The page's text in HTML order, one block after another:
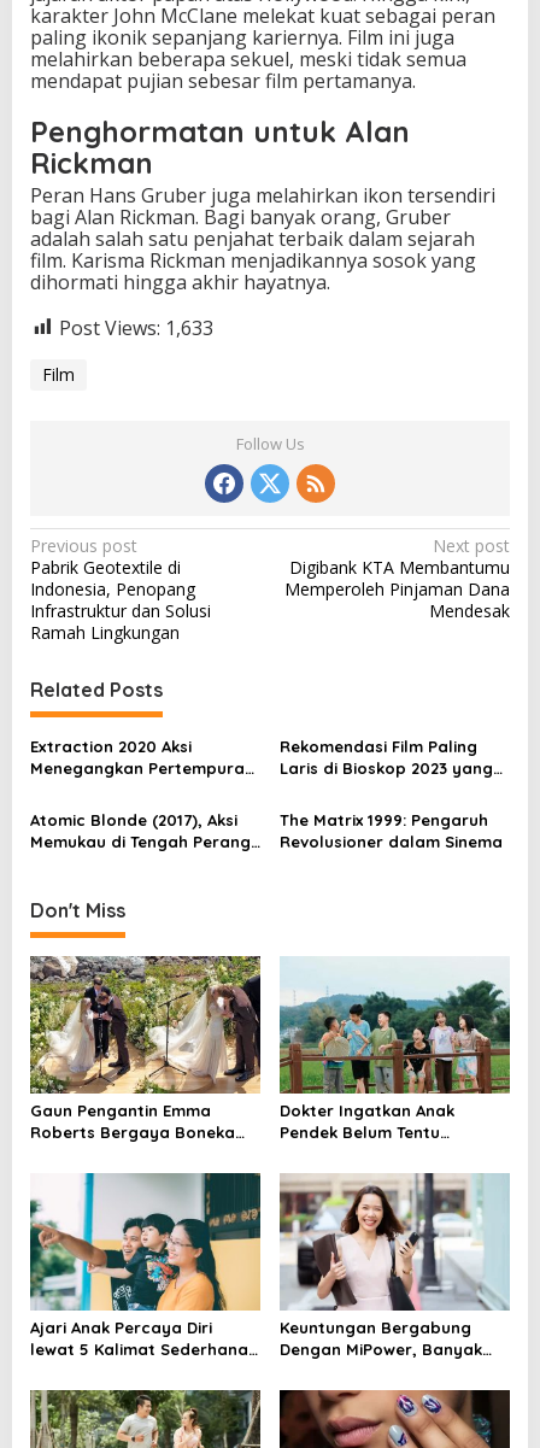
karakter John McClane melekat kuat sebagai peran
paling ikonik sepanjang kariernya. Film ini juga
melahirkan beberapa sekuel, meski tidak semua
mendapat pujian sebesar film pertamanya.
Penghormatan untuk Alan
Rickman
Peran Hans Gruber juga melahirkan ikon tersendiri
bagi Alan Rickman. Bagi banyak orang, Gruber
adalah salah satu penjahat terbaik dalam sejarah
film. Karisma Rickman menjadikannya sosok yang
dihormati hingga akhir hayatnya.
Post Views: 1,633
Film
Follow Us
P
o
s
t
n
a
v
i
g
a
i
o
n
Previous post
Pabrik Geotextile di
Indonesia, Penopang
Infrastruktur dan Solusi
Ramah Lingkungan
Next post
Digibank KTA Membantumu
Memperoleh Pinjaman Dana
Mendesak
Related Posts
Extraction 2020 Aksi
Menegangkan Pertempuran
Rekomendasi Film Paling
Laris di Bioskop 2023 yang
Atomic Blonde (2017), Aksi
Memukau di Tengah Perang
The Matrix 1999: Pengaruh
Revolusioner dalam Sinema
Don't Miss
Gaun Pengantin Emma
Roberts Bergaya Boneka
Dokter Ingatkan Anak
Pendek Belum Tentu
Membedakannya
Ajari Anak Percaya Diri
lewat 5 Kalimat Sederhana
Keuntungan Bergabung
Dengan MiPower, Banyak
Jalur Ini